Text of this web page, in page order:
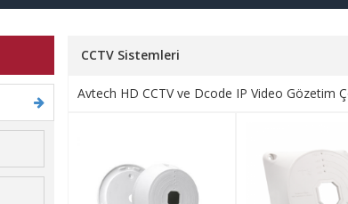
CCTV Sistemleri
Avtech HD CCTV ve Dcode IP Video Gözetim